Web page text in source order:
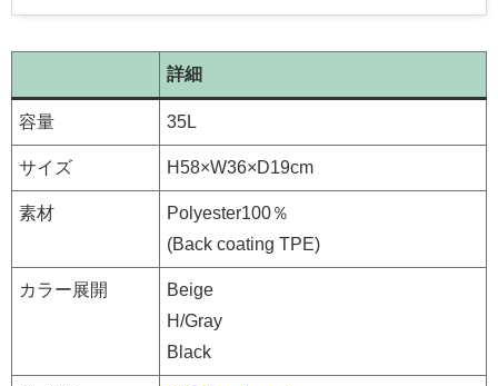
詳細
容量 35L
サイズ H58×W36×D19cm
素材
Polyester100％
(Back coating TPE)
カラー展開
Beige
H/Gray
Black